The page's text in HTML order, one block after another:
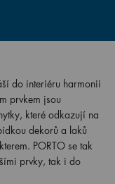
do interiéru harmonii
prvkem jsou
které odkazují na
dekorů a laků
PORTO se tak
prvky, tak i do